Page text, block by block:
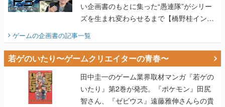
い企画書のもとに集った“愚連隊”がシリー
ズを生まれ変わらせるまで【橋野桂インタ
ビュー】
ゲームの企画書の記事一覧
若ゲのいたり〜ゲームクリエイターの青春〜
田中圭一のゲーム業界取材マンガ『若ゲの
いたり』第2巻が発売。『ポケモン』田尻
智さん、『ゼビウス』遠藤雅伸さんらの貴